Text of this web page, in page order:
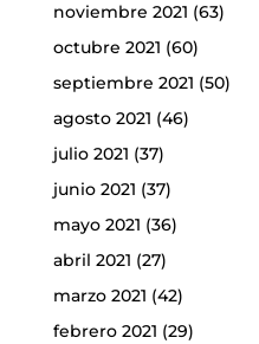
noviembre 2021 (63)
octubre 2021 (60)
septiembre 2021 (50)
agosto 2021 (46)
julio 2021 (37)
junio 2021 (37)
mayo 2021 (36)
abril 2021 (27)
marzo 2021 (42)
febrero 2021 (29)